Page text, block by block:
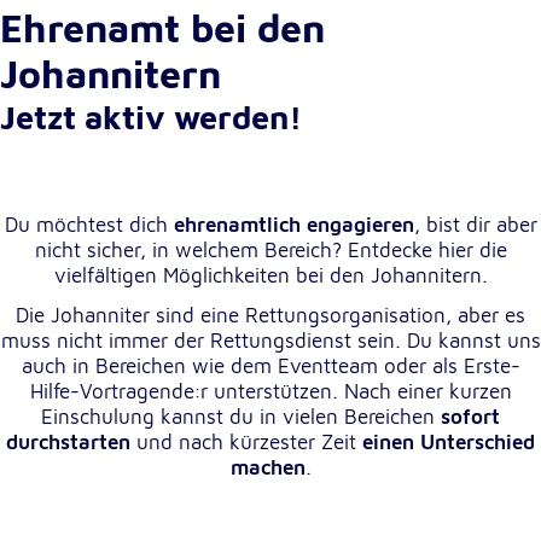
Ehrenamt bei den
Johannitern
Jetzt aktiv werden!
Du möchtest dich ehrenamtlich engagieren, bist dir aber
nicht sicher, in welchem Bereich? Entdecke hier die
vielfältigen Möglichkeiten bei den Johannitern.
Die Johanniter sind eine Rettungsorganisation, aber es
muss nicht immer der Rettungsdienst sein. Du kannst uns
auch in Bereichen wie dem Eventteam oder als Erste-
Hilfe-Vortragende:r unterstützen. Nach einer kurzen
Einschulung kannst du in vielen Bereichen sofort
durchstarten und nach kürzester Zeit einen Unterschied
machen.
Cookie Laufzeit:
1 Jahr
Einverständnis-Cookie
Zweck:
Dieser Cookie speichert die ausgewählten
Einverständnis-Optionen des Benutzers
Cookie Laufzeit:
1 Jahr